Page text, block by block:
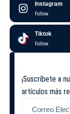
Instagram
Follow
Tiktok
Follow
¡Suscríbete a
artículos más